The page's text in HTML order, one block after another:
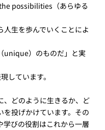
possibilities（あらゆる
生を歩んでいくことによ
unique）のものだ」と実
しています。
、どのように生きるか、ど
を投げかけています。その
学びの役割はこれから一層